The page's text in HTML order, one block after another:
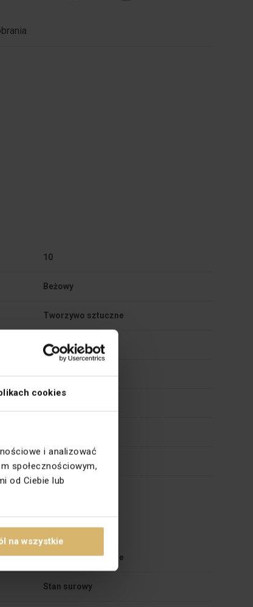
cookies
i analizować
społecznościowym,
od Ciebie lub
na wszystkie
10
Beżowy
Tworzywo sztuczne
Standardowe
Nie dotyczy
Tworzywo sztuczne
Stan surowy